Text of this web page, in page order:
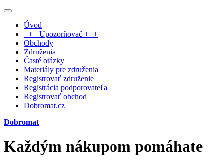
Úvod
+++ Upozorňovač +++
Obchody
Združenia
Časté otázky
Materiály pre združenia
Registrovať združenie
Registrácia podporovateľa
Registrovať obchod
Dobromat.cz
Dobromat
Každým nákupom pomáhate